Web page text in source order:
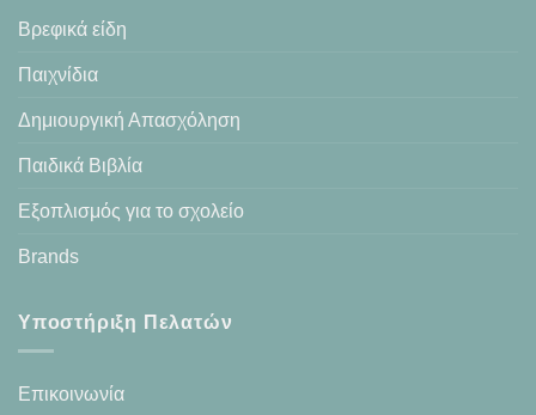
Βρεφικά είδη
Παιχνίδια
Δημιουργική Απασχόληση
Παιδικά Βιβλία
Εξοπλισμός για το σχολείο
Brands
Υποστήριξη Πελατών
Επικοινωνία